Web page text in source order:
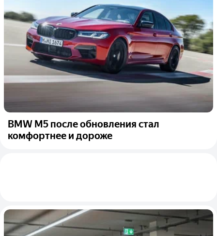
BMW M5 после обновления стал
комфортнее и дороже